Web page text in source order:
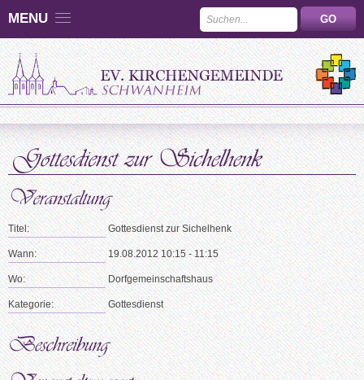
MENU
Titel: Gottesdienst zur Sichelhenk
Wann: 19.08.2012 10:15 - 11:15
Wo: Dorfgemeinschaftshaus
Kategorie: Gottesdienst